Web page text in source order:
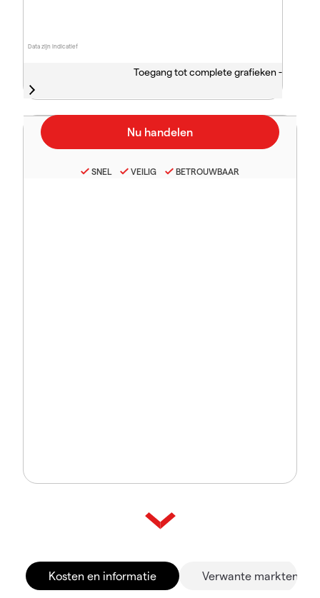
Data zijn indicatief
Toegang tot complete grafieken -
SNEL VEILIG BETROUWBAAR
Kosten en informatie Verwante markten